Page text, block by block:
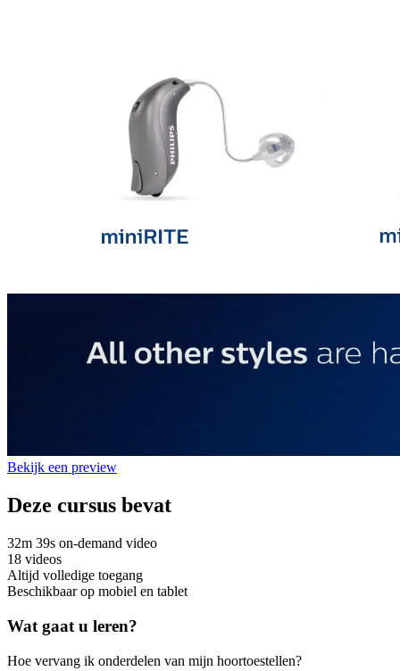
Bekijk een preview
Deze cursus bevat
32m 39s on-demand video
18 videos
Altijd volledige toegang
Beschikbaar op mobiel en tablet
Wat gaat u leren?
Hoe vervang ik onderdelen van mijn hoortoestellen?